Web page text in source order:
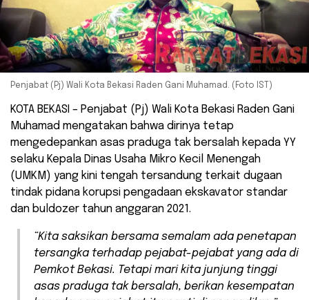
Penjabat (Pj) Wali Kota Bekasi Raden Gani Muhamad. (Foto IST)
KOTA BEKASI – Penjabat (Pj) Wali Kota Bekasi Raden Gani
Muhamad mengatakan bahwa dirinya tetap
mengedepankan asas praduga tak bersalah kepada YY
selaku Kepala Dinas Usaha Mikro Kecil Menengah
(UMKM) yang kini tengah tersandung terkait dugaan
tindak pidana korupsi pengadaan ekskavator standar
dan buldozer tahun anggaran 2021.
“Kita saksikan bersama semalam ada penetapan
tersangka terhadap pejabat-pejabat yang ada di
Pemkot Bekasi. Tetapi mari kita junjung tinggi
asas praduga tak bersalah, berikan kesempatan